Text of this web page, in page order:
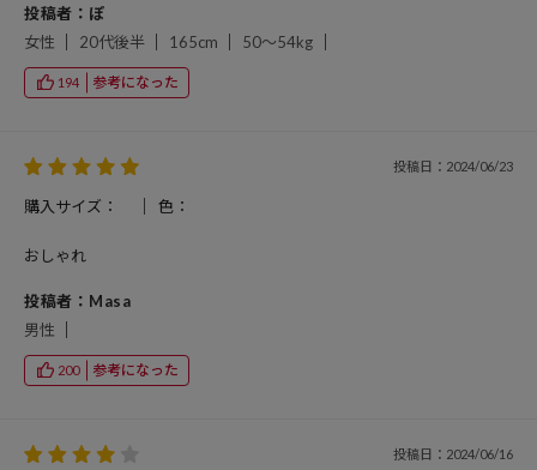
投稿者：ぽ
女性
20代後半 165cm 50～54kg
194 参考になった
投稿日：2024/06/23
購入サイズ： 色：
おしゃれ
投稿者：Masa
男性
200 参考になった
投稿日：2024/06/16